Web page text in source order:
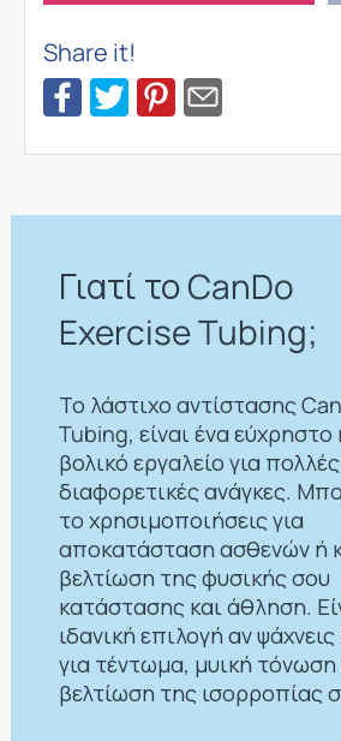
Share it!
Γιατί το CanDo
Exercise Tubing;
Το λάστιχο αντίστασης
Tubing, είναι ένα εύχρηστο
βολικό εργαλείο για πολλές
διαφορετικές ανάγκες.
το χρησιμοποιήσεις για
αποκατάσταση ασθενών ή
βελτίωση της φυσικής σου
κατάστασης και άθληση.
ιδανική επιλογή αν
για τέντωμα, μυική τόνωση
βελτίωση της ισορροπίας